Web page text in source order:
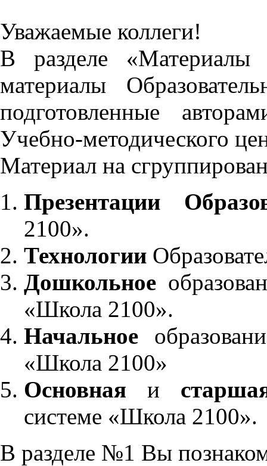
Уважаемые коллеги!
В разделе «Материалы
материалы
подготовленные
Учебно-методического
Материал на
Презентации
2100».
Технологии
Дошкольное
«Школа 2100».
Начальное
«Школа 2100»
Основнаяи
системе «Школа 2100».
В разделе №1 Вы